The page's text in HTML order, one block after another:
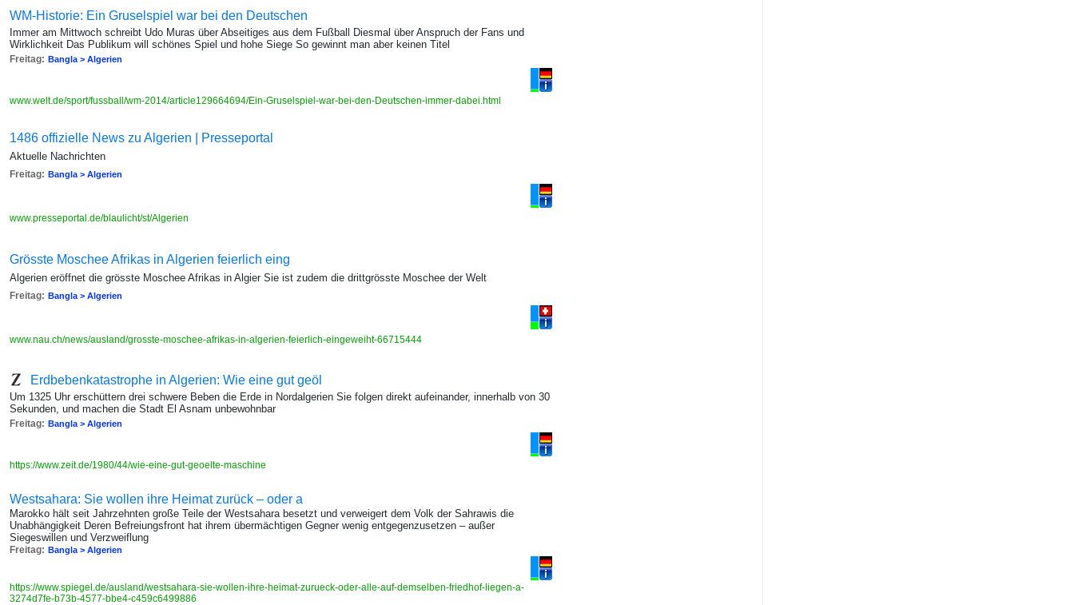
WM-Historie: Ein Gruselspiel war bei den Deutschen
Immer am Mittwoch schreibt Udo Muras über Abseitiges aus dem Fußball Diesmal über Anspruch der Fans und
Wirklichkeit Das Publikum will schönes Spiel und hohe Siege So gewinnt man aber keinen Titel
Freitag: Bangla > Algerien
www.welt.de/sport/fussball/wm-2014/article129664694/Ein-Gruselspiel-war-bei-den-Deutschen-immer-dabei.html
1486 offizielle News zu Algerien | Presseportal
Aktuelle Nachrichten
Freitag: Bangla > Algerien
www.presseportal.de/blaulicht/st/Algerien
Grösste Moschee Afrikas in Algerien feierlich eing
Algerien eröffnet die grösste Moschee Afrikas in Algier Sie ist zudem die drittgrösste Moschee der Welt
Freitag: Bangla > Algerien
www.nau.ch/news/ausland/grosste-moschee-afrikas-in-algerien-feierlich-eingeweiht-66715444
Erdbebenkatastrophe in Algerien: Wie eine gut geöl
Um 1325 Uhr erschüttern drei schwere Beben die Erde in Nordalgerien Sie folgen direkt aufeinander, innerhalb von 30
Sekunden, und machen die Stadt El Asnam unbewohnbar
Freitag: Bangla > Algerien
https://www.zeit.de/1980/44/wie-eine-gut-geoelte-maschine
Westsahara: Sie wollen ihre Heimat zurück – oder a
Marokko hält seit Jahrzehnten große Teile der Westsahara besetzt und verweigert dem Volk der Sahrawis die
Unabhängigkeit Deren Befreiungsfront hat ihrem übermächtigen Gegner wenig entgegenzusetzen – außer
Siegeswillen und Verzweiflung
Freitag: Bangla > Algerien
https://www.spiegel.de/ausland/westsahara-sie-wollen-ihre-heimat-zurueck-oder-alle-auf-demselben-friedhof-liegen-a-
3274d7fe-b73b-4577-bbe4-c459c6499886